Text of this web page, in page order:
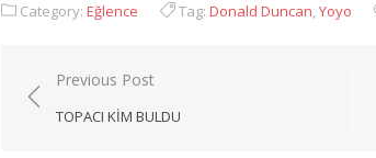
Category: Eğlence Tag: Donald Duncan,Yoyo
Yazı
gezinmesi
Previous Post
TOPACI KIM BULDU